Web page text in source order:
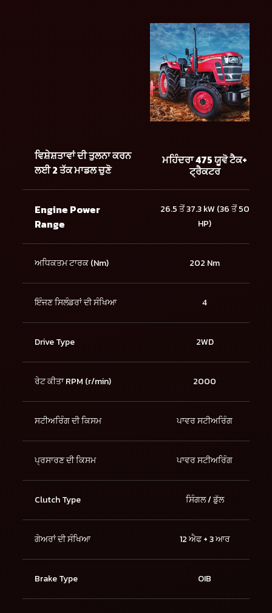
ਵਿਸ਼ੇਸ਼ਤਾਵਾਂ ਦੀ ਤੁਲਨਾ ਕਰਨ
ਲਈ 2 ਤੱਕ ਮਾਡਲ ਚੁਣੋ
ਮਹਿੰਦਰਾ 475 ਯੂਵੋ ਟੈਕ+
ਟ੍ਰੈਕਟਰ
Engine Power
Range
26.5 ਤੋਂ 37.3 kW (36 ਤੋਂ 50
HP)
ਅਧਿਕਤਮ ਟਾਰਕ (Nm) 202 Nm
ਇੰਜਣ ਸਿਲੰਡਰਾਂ ਦੀ ਸੰਖਿਆ 4
Drive Type 2WD
ਰੇਟ ਕੀਤਾ RPM (r/min) 2000
ਸਟੀਅਰਿੰਗ ਦੀ ਕਿਸਮ ਪਾਵਰ ਸਟੀਅਰਿੰਗ
ਪ੍ਰਸਾਰਣ ਦੀ ਕਿਸਮ ਪਾਵਰ ਸਟੀਅਰਿੰਗ
Clutch Type ਸਿੰਗਲ / ਡੁੱਲ
ਗੇਅਰਾਂ ਦੀ ਸੰਖਿਆ 12 ਐਫ + 3 ਆਰ
Brake Type OIB